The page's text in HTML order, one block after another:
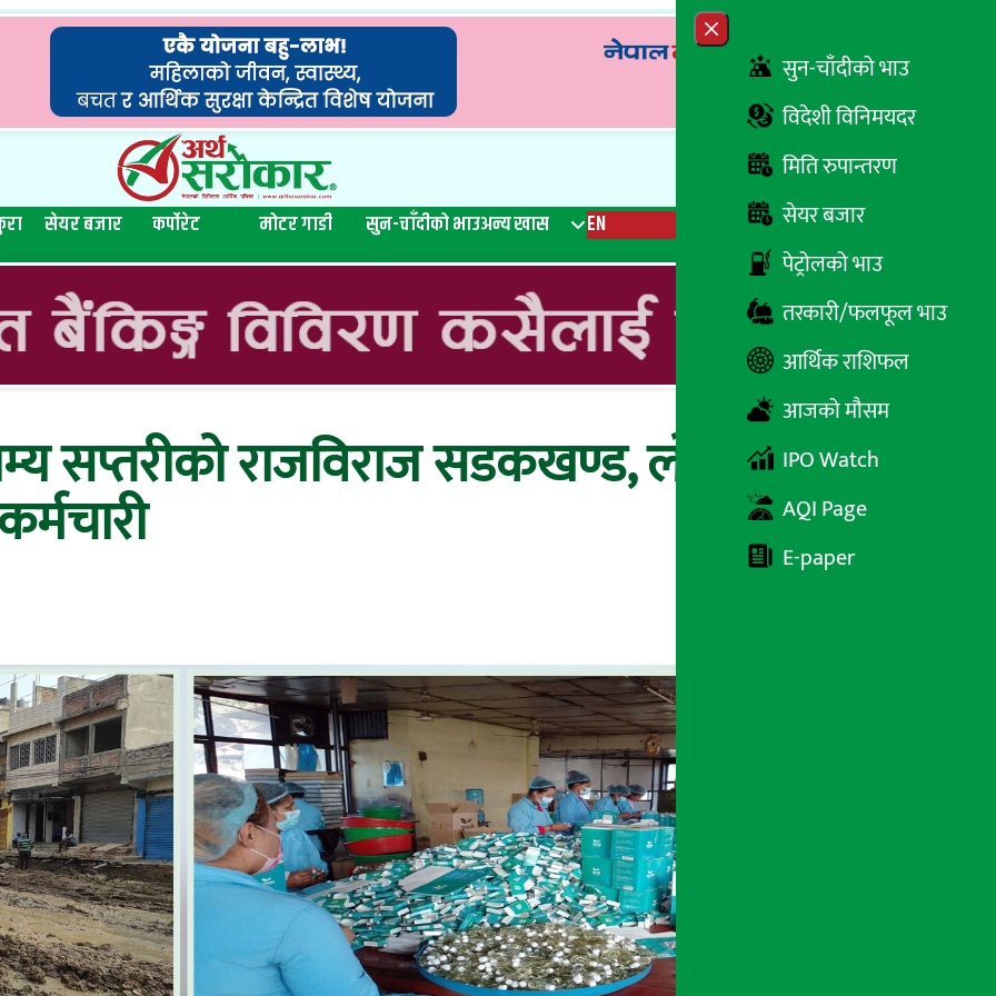
Close menu
सुन-चाँदीको भाउ
विदेशी विनिमयदर
मिति रुपान्तरण
सेयर बजार
पेट्रोलको भाउ
तरकारी/फलफूल भाउ
आर्थिक राशिफल
आजको मौसम
IPO Watch
AQI Page
E-paper
सेयर बजार कर्पोरेट मोटर गाडी सुन-चाँदीको भाउअन्य खास EN रेडियो
सप्तरीको राजविराज सडकखण्ड, लोकप्रिय